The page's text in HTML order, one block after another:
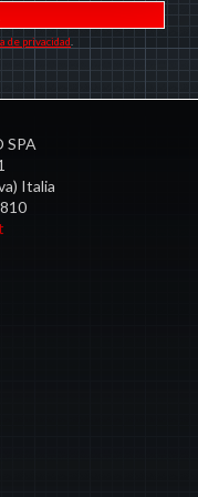
de privacidad
SPA
Italia